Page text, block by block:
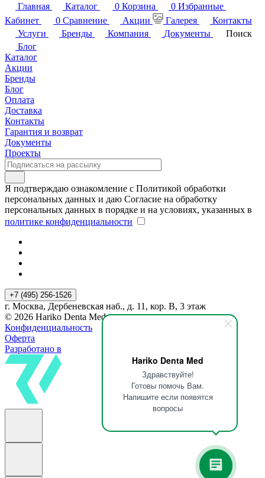
Hariko Denta Med
Здравствуйте!
Готовы помочь Вам.
Напишите если появятся
вопросы
Главная
Каталог 0 Корзина 0 Избранные
Кабинет
0 Сравнение Акции Галерея
Контакты
Услуги
Бренды Компания Документы
Поиск
Блог
Каталог
Акции
Бренды
Блог
Оплата
Доставка
Контакты
Гарантия и возврат
Документы
Проекты
Я подтверждаю ознакомление с Политикой обработки
персональных данных и даю Согласие на обработку
персональных данных в порядке и на условиях, указанных в
политике конфиденциальности
+7 (495) 256-1526
г. Москва, Дербеневская наб., д. 11, кор. В, 3 этаж
© 2026 Hariko Denta Med
Конфиденциальность
Оферта
Разработано в